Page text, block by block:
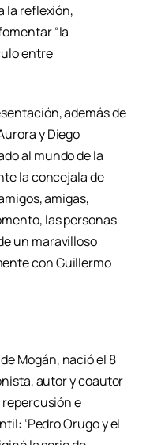
la reflexión,
“la
entre
además de
y Diego
al mundo de la
la concejala de
amigas,
las personas
un maravilloso
con Guillermo
Mogán, nació el 8
autor y coautor
e
‘Pedro Orugo y el